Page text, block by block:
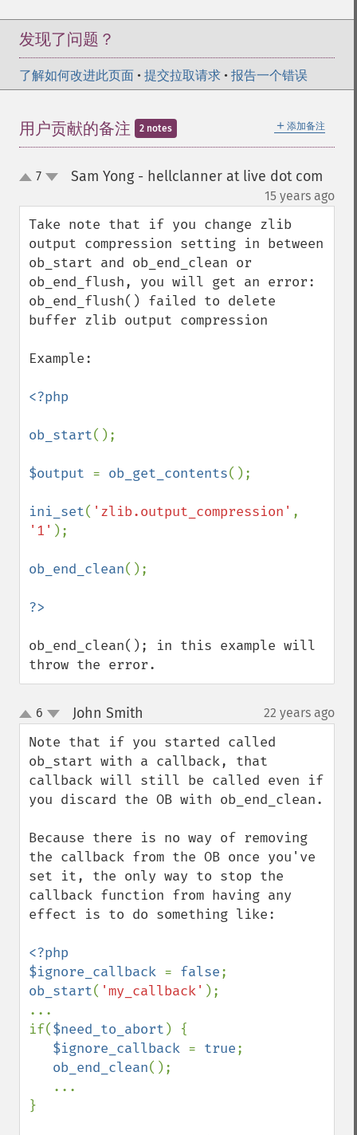
发现了问题？
了解如何改进此页面 • 提交拉取请求 • 报告一个错误
＋ 添加备注
用户贡献的备注 2 notes
up7 Sam Yong - hellclanner at live dot com
15 years ago
Take note that if you change zlib
output compression setting in between
ob_start and ob_end_clean or
ob_end_flush, you will get an error:
ob_end_flush() failed to delete
buffer zlib output compression
Example:
<?php
ob_start();
$output = ob_get_contents();
ini_set( 'zlib.output_compression'
'1' );
ob_end_clean();
ob_end_clean(); in this example will
throw the error.
up
down
6 John Smith 22 years ago
Note that if you started called
ob_start with a callback, that
callback will still be called even if
you discard the OB with ob_end_clean.
Because there is no way of removing
the callback from the OB once you've
set it, the only way to stop the
callback function from having any
effect is to do something like:
<?php
$ignore_callback = false
ob_start( 'my_callback' );
...
if($need_to_abort ) {
$ignore_callback = true;
ob_end_clean();
}